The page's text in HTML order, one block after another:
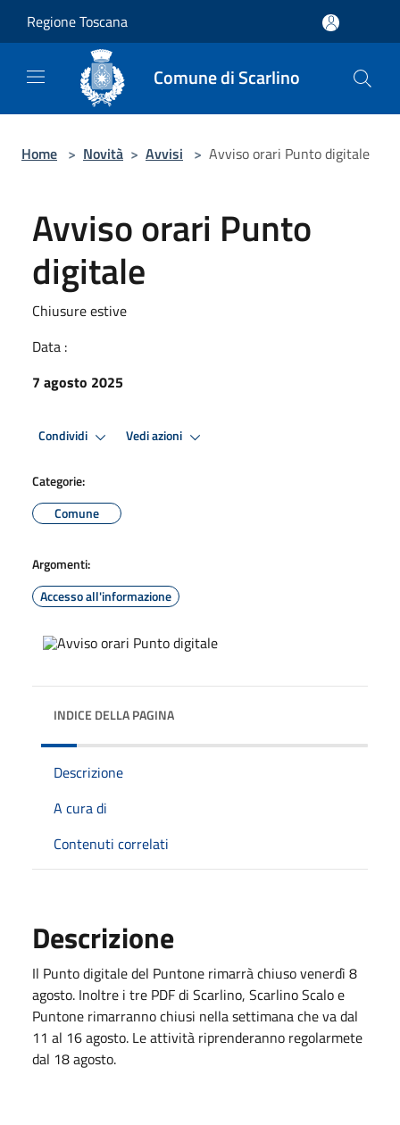
Regione Toscana
Comune di Scarlino
Home > Novità > Avvisi > Avviso orari Punto digitale
Avviso orari Punto
digitale
Chiusure estive
Data :
7 agosto 2025
Condividi Vedi azioni
Categorie:
Comune
Argomenti:
Accesso all'informazione
INDICE DELLA PAGINA
Descrizione
A cura di
Contenuti correlati
Descrizione
Il Punto digitale del Puntone rimarrà chiuso venerdì 8
agosto. Inoltre i tre PDF di Scarlino, Scarlino Scalo e
Puntone rimarranno chiusi nella settimana che va dal
11 al 16 agosto. Le attività riprenderanno regolarmete
dal 18 agosto.